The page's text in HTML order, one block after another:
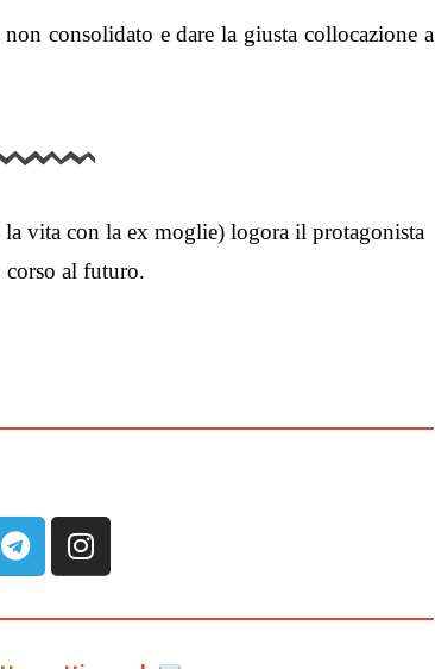
consolidato e dare la giusta collocazione a
la vita con la ex moglie) logora il protagonista
corso al futuro.